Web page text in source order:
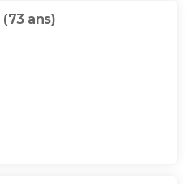
(73 ans)